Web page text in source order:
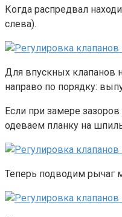
Когда распредвал
слева).
Для впускных клапанов
направо по порядку:
Если при замере
одеваем планку на
Теперь подводим рычаг